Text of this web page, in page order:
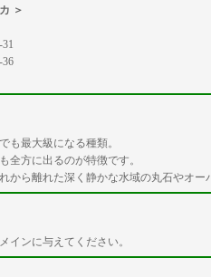
＞
も最大級になる種類。
全方に出るのが特徴です。
から離れた深く静かな水域の丸石やオー
インに与えてください。